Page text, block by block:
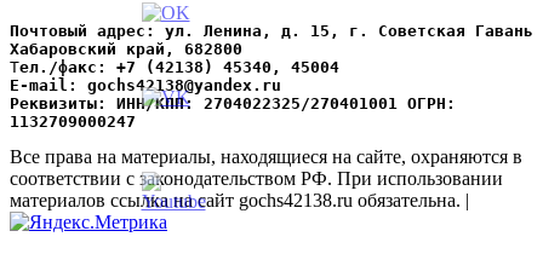
Почтовый адрес: ул. Ленина, д. 15, г. Советская Гавань
Хабаровский край, 682800
Тел./факс: +7 (42138) 45340, 45004
Е-mail: gochs42138@yandex.ru
Реквизиты: ИНН/КПП: 2704022325/270401001 ОГРН:
1132709000247
Все права на материалы, находящиеся на сайте, охраняются в
соответствии с законодательством РФ. При использовании
материалов ссылка на сайт gochs42138.ru обязательна. |